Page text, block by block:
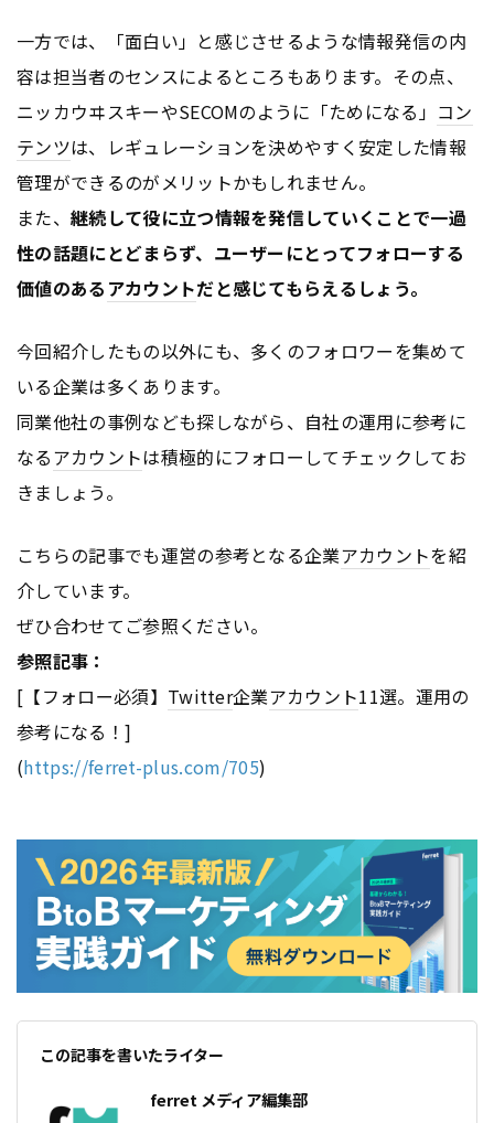
一方では、「面白い」と感じさせるような情報発信の内
容は担当者のセンスによるところもあります。その点、
ニッカウヰスキーやSECOMのように「ためになる」 コン
テンツは、レギュレーションを決めやすく安定した情報
管理ができるのがメリットかもしれません。
また、 継続して役に立つ情報を発信していくことで一過
性の話題にとどまらず、ユーザーにとってフォローする
価値のある アカウントだと感じてもらえるしょう。
今回紹介したもの以外にも、多くのフォロワーを集めて
いる企業は多くあります。
同業他社の事例なども探しながら、自社の運用に参考に
なるアカウントは積極的にフォローしてチェックしてお
きましょう。
こちらの記事でも運営の参考となる企業アカウントを紹
介しています。
ぜひ合わせてご参照ください。
参照記事：
[【フォロー必須】 Twitter企業アカウント11選。運用の
参考になる！]
(https://ferret-plus.com/705)
この記事を書いたライター
ferret メディア編集部